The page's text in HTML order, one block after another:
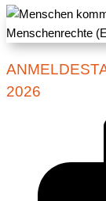
2026